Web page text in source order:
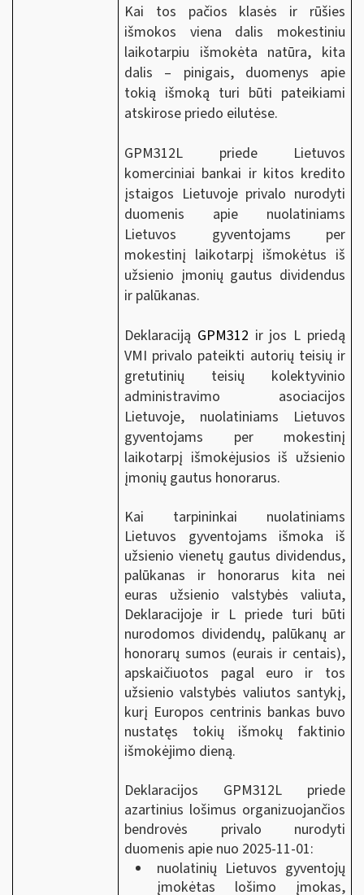
Kai tos pačios klasės ir rūšies
išmokos viena dalis mokestiniu
laikotarpiu išmokėta natūra, kita
dalis – pinigais, duomenys apie
tokią išmoką turi būti pateikiami
atskirose priedo eilutėse.
GPM312L priede Lietuvos
komerciniai bankai ir kitos kredito
įstaigos Lietuvoje privalo nurodyti
duomenis apie nuolatiniams
Lietuvos gyventojams per
mokestinį laikotarpį išmokėtus iš
užsienio įmonių gautus dividendus
ir palūkanas.
Deklaraciją GPM312 ir jos L priedą
VMI privalo pateikti autorių teisių ir
gretutinių teisių kolektyvinio
administravimo asociacijos
Lietuvoje, nuolatiniams Lietuvos
gyventojams per mokestinį
laikotarpį išmokėjusios iš užsienio
įmonių gautus honorarus.
Kai tarpininkai nuolatiniams
Lietuvos gyventojams išmoka iš
užsienio vienetų gautus dividendus,
palūkanas ir honorarus kita nei
euras užsienio valstybės valiuta,
Deklaracijoje ir L priede turi būti
nurodomos dividendų, palūkanų ar
honorarų sumos (eurais ir centais),
apskaičiuotos pagal euro ir tos
užsienio valstybės valiutos santykį,
kurį Europos centrinis bankas buvo
nustatęs tokių išmokų faktinio
išmokėjimo dieną.
Deklaracijos GPM312L priede
azartinius lošimus organizuojančios
bendrovės privalo nurodyti
duomenis apie nuo 2025-11-01:
nuolatinių Lietuvos gyventojų
įmokėtas lošimo įmokas,